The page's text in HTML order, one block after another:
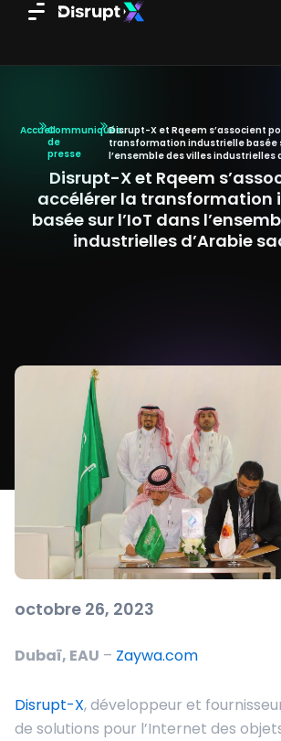
AccueilCommuniqués
de
presse
Disrupt-X et Rqeem s’associent
transformation industrielle basée
l’ensemble des villes industrielles
Disrupt-X et Rqeem
accélérer la transformation
basée sur l’IoT dans
industrielles d’Arabie
octobre 26, 2023
Dubaï, EAU – Zaywa.com
Disrupt-X, développeur et
de solutions pour l’Internet des